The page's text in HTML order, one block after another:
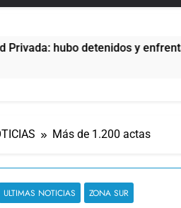
hubo detenidos y enfrentamientos
Más de 1.200 actas
ULTIMAS NOTICIAS ZONA SUR